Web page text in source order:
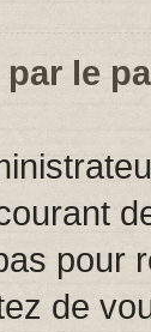
le
pour
de